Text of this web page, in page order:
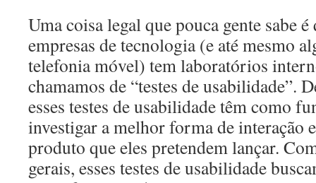
Uma coisa legal que pouca gente sabe
empresas de tecnologia (e até mesmo
telefonia móvel) tem laboratórios
chamamos de “testes de usabilidade”.
esses testes de usabilidade têm como
investigar a melhor forma de interação
produto que eles pretendem lançar.
gerais, esses testes de usabilidade